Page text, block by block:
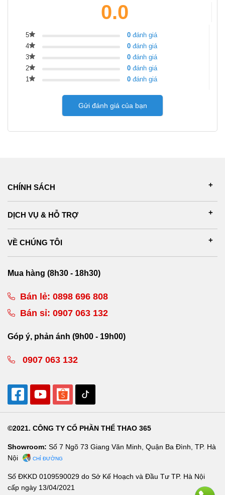
0.0
5 0 đánh giá
4
0 đánh giá
3
0 đánh giá
2
0 đánh giá
1
0 đánh giá
Gửi đánh giá của bạn
CHÍNH SÁCH
DỊCH VỤ & HỖ TRỢ
VỀ CHÚNG TÔI
Mua hàng (8h30 - 18h30)
Bán lẻ: 0898 696 808
Bán sỉ: 0907 063 132
Góp ý, phản ánh (9h00 - 19h00)
0907 063 132
©2021. CÔNG TY CỔ PHẦN THỂ THAO 365
Showroom: Số 7 Ngõ 73 Giang Văn Minh, Quận Ba Đình, TP. Hà
Nội
CHỈ ĐƯỜNG
Số ĐKKD 0109590029 do Sở Kế Hoạch và Đầu Tư TP. Hà Nội
cấp ngày 13/04/2021